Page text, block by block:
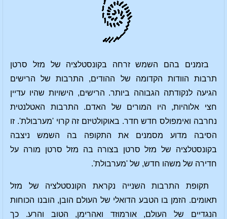
בזמנים בהם השמש זרחה בקונסטלציה של מזל סרטן
תרבות הוודות הקדומה של ההודים, התרבות של הרישים
הגיעה לנקודתה הגבוהה ביותר. הרישים, הישויות שהיו עדיין
חצי אלוהיות, היו המורים של האדם. התרבות האטלנטית
נחרבה ואימפולס חדש חדר. באוקולטיזם זה קרוי 'מערבולת'. זו
הסיבה מדוע מסמנים את התקופה בה השמש ניצבה
בקונסטלציה של מזל סרטן בצורה בה מזל סרטן מורה על
חדירה של משהו חדש, של 'מערבולת'.
תקופת התרבות השנייה נקראת הקונסטלציה של מזל
תאומים. הזמן בו הטבע הדואלי של העולם הובן, הובנו הכוחות
הנגדיים של העולם, אורמוזד ואהרימן, הטוב והרע. כך